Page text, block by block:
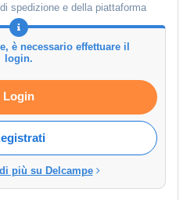
spedizione e della piattaforma
è necessario effettuare il
login.
Login
più su Delcampe